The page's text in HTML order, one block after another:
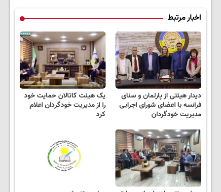
اخبار مرتبط
دیدار هیئتی از پارلمان و سنای
فرانسه با اعضای شورای اجرایی
مدیریت خودگردان
یک هیئت کاتالان حمایت خود
را از مدیریت خودگردان اعلام
کرد